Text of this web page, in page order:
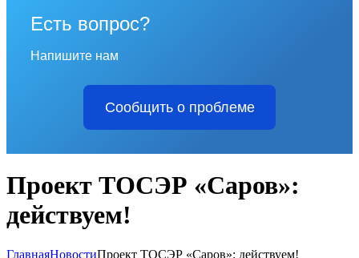
Есть вопрос?
Напишите нам
Сообщить о проблеме
Проект ТОСЭР «Саров»:
действуем!
ГлавнаяНовостиПроект ТОСЭР «Саров»: действуем!